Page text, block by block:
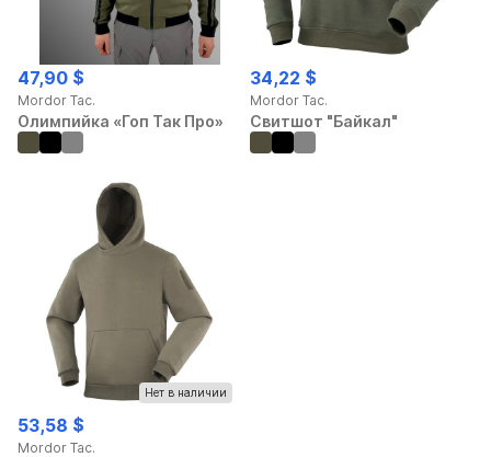
47,90 $
Mordor Tac.
Олимпийка «Гоп Так Про»
34,22 $
Mordor Tac.
Свитшот "Байкал"
Нет в наличии
53,58 $
Mordor Tac.